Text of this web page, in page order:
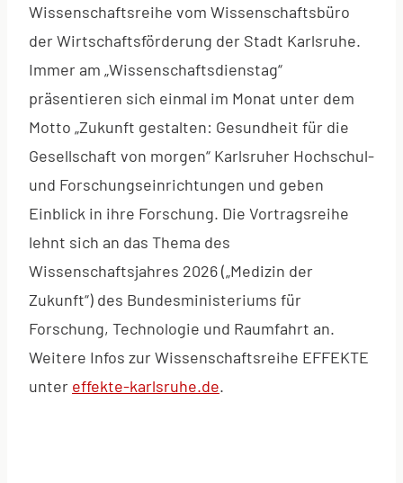
Wissenschaftsreihe vom Wissenschaftsbüro
der Wirtschaftsförderung der Stadt Karlsruhe.
Immer am „Wissenschaftsdienstag“
präsentieren sich einmal im Monat unter dem
Motto „Zukunft gestalten: Gesundheit für die
Gesellschaft von morgen“ Karlsruher Hochschul-
und Forschungseinrichtungen und geben
Einblick in ihre Forschung. Die Vortragsreihe
lehnt sich an das Thema des
Wissenschaftsjahres 2026 („Medizin der
Zukunft“) des Bundesministeriums für
Forschung, Technologie und Raumfahrt an.
Weitere Infos zur Wissenschaftsreihe EFFEKTE
unter effekte-karlsruhe.de.